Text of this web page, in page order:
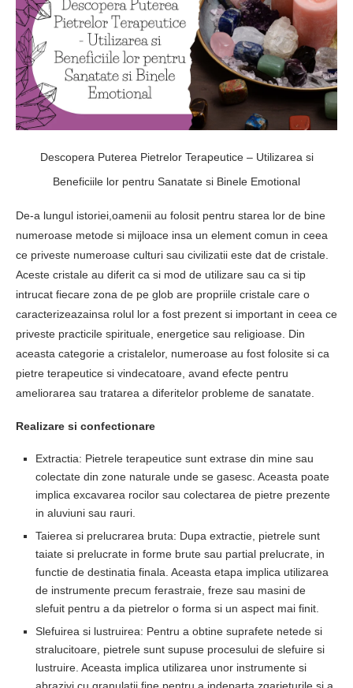
Descopera Puterea Pietrelor Terapeutice – Utilizarea si
Beneficiile lor pentru Sanatate si Binele Emotional
De-a lungul istoriei,oamenii au folosit pentru starea lor de bine
numeroase metode si mijloace insa un element comun in ceea
ce priveste numeroase culturi sau civilizatii este dat de cristale.
Aceste cristale au diferit ca si mod de utilizare sau ca si tip
intrucat fiecare zona de pe glob are propriile cristale care o
caracterizeazainsa rolul lor a fost prezent si important in ceea ce
priveste practicile spirituale, energetice sau religioase. Din
aceasta categorie a cristalelor, numeroase au fost folosite si ca
pietre terapeutice si vindecatoare, avand efecte pentru
ameliorarea sau tratarea a diferitelor probleme de sanatate.
Realizare si confectionare
Extractia: Pietrele terapeutice sunt extrase din mine sau
colectate din zone naturale unde se gasesc. Aceasta poate
implica excavarea rocilor sau colectarea de pietre prezente
in aluviuni sau rauri.
Taierea si prelucrarea bruta: Dupa extractie, pietrele sunt
taiate si prelucrate in forme brute sau partial prelucrate, in
functie de destinatia finala. Aceasta etapa implica utilizarea
de instrumente precum ferastraie, freze sau masini de
slefuit pentru a da pietrelor o forma si un aspect mai finit.
Slefuirea si lustruirea: Pentru a obtine suprafete netede si
stralucitoare, pietrele sunt supuse procesului de slefuire si
lustruire. Aceasta implica utilizarea unor instrumente si